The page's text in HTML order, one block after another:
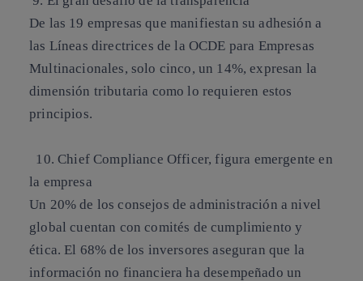
De las 19 empresas que manifiestan su adhesión a
las Líneas directrices de la OCDE para Empresas
Multinacionales, solo cinco, un 14%, expresan la
dimensión tributaria como lo requieren estos
principios.
10. Chief Compliance Officer, figura emergente en
la empresa
Un 20% de los consejos de administración a nivel
global cuentan con comités de cumplimiento y
ética. El 68% de los inversores aseguran que la
información no financiera ha desempeñado un